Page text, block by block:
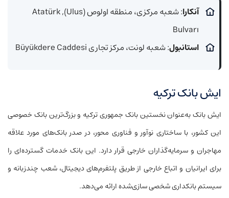
آنکارا
: شعبه مرکزی، منطقه اولوص (Ulus), Atatürk
Bulvarı
استانبول: شعبه لونت، مرکز تجاری Büyükdere Caddesi
ایش بانک ترکیه
ایش بانک به‌عنوان نخستین بانک جمهوری ترکیه و بزرگ‌ترین بانک خصوصی
این کشور، با ساختاری نوآور و فناوری محور، در صدر بانک‌های مورد علاقه
مهاجران و سرمایه‌گذاران خارجی قرار دارد. این بانک خدمات گسترده‌ای را
برای ایرانیان و اتباع خارجی از طریق پلتفرم‌های دیجیتال، شعب چندزبانه و
سیستم بانکداری شخصی سازی‌شده ارائه می‌دهد.